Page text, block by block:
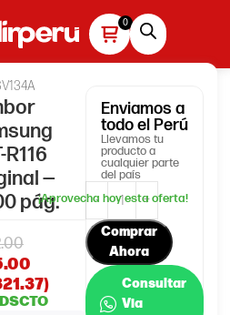
R116
—
pág.
Enviamos a
todo el Perú
Llevamos tu
producto a
cualquier parte
del país
Comprar
Ahora
Consultar
Via